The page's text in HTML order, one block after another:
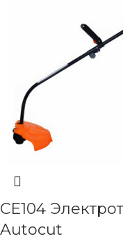
CE104
Autocut